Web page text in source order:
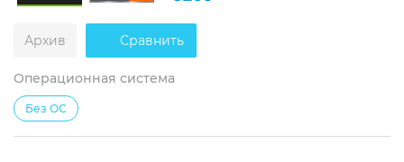
Архив Сравнить
Операционная система
Без ОС